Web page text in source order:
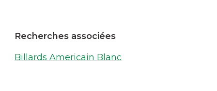
Recherches associées
Billards Americain Blanc